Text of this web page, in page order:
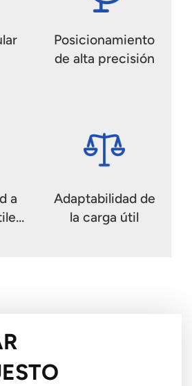
Posicionamiento
de alta precisión
a
Adaptabilidad de
la carga útil